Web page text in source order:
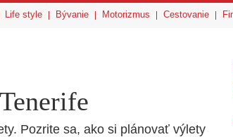
Life style Bývanie Motorizmus Cestovanie
Pozrite sa, ako si plánovať výlety